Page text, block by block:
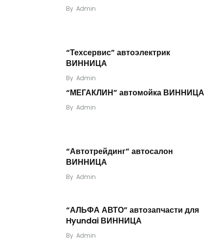
By Admin
“Техсервис” автоэлектрик
ВИННИЦА
By Admin
“МЕГАКЛИН” автомойка ВИННИЦА
By Admin
“Автотрейдинг” автосалон
ВИННИЦА
By Admin
“АЛЬФА АВТО” автозапчасти для
Hyundai ВИННИЦА
By Admin